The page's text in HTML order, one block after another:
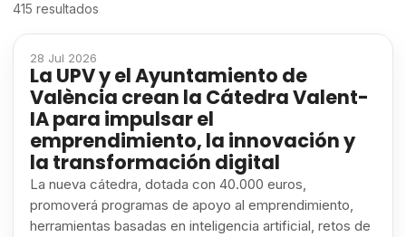
415 resultados
28 Jul 2026
La UPV y el Ayuntamiento de
València crean la Cátedra Valent-
IA para impulsar el
emprendimiento, la innovación y
la transformación digital
La nueva cátedra, dotada con 40.000 euros,
promoverá programas de apoyo al emprendimiento,
herramientas basadas en inteligencia artificial, retos de